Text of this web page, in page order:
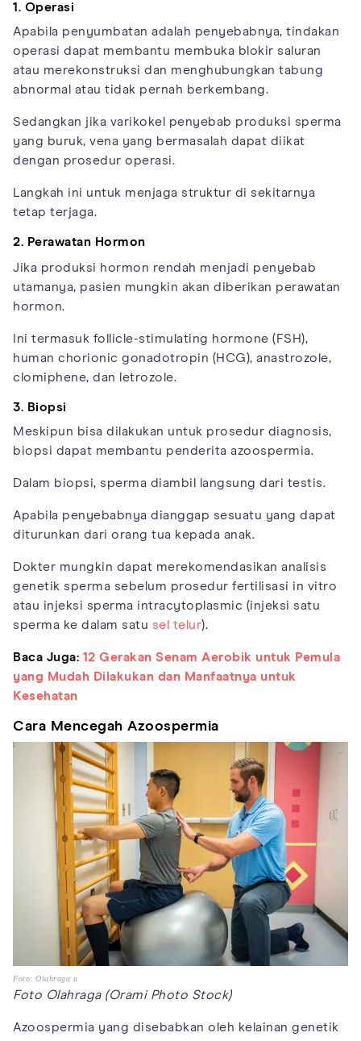
1. Operasi
Apabila penyumbatan adalah penyebabnya, tindakan
operasi dapat membantu membuka blokir saluran
atau merekonstruksi dan menghubungkan tabung
abnormal atau tidak pernah berkembang.
Sedangkan jika varikokel penyebab produksi sperma
yang buruk, vena yang bermasalah dapat diikat
dengan prosedur operasi.
Langkah ini untuk menjaga struktur di sekitarnya
tetap terjaga.
2. Perawatan Hormon
Jika produksi hormon rendah menjadi penyebab
utamanya, pasien mungkin akan diberikan perawatan
hormon.
Ini termasuk follicle-stimulating hormone (FSH),
human chorionic gonadotropin (HCG), anastrozole,
clomiphene, dan letrozole.
3. Biopsi
Meskipun bisa dilakukan untuk prosedur diagnosis,
biopsi dapat membantu penderita azoospermia.
Dalam biopsi, sperma diambil langsung dari testis.
Apabila penyebabnya dianggap sesuatu yang dapat
diturunkan dari orang tua kepada anak.
Dokter mungkin dapat merekomendasikan analisis
genetik sperma sebelum prosedur fertilisasi in vitro
atau injeksi sperma intracytoplasmic (injeksi satu
sperma ke dalam satu sel telur).
Baca Juga: 12 Gerakan Senam Aerobik untuk Pemula
yang Mudah Dilakukan dan Manfaatnya untuk
Kesehatan
Cara Mencegah Azoospermia
Foto: Olahraga u
Foto Olahraga (Orami Photo Stock)
Azoospermia yang disebabkan oleh kelainan genetik